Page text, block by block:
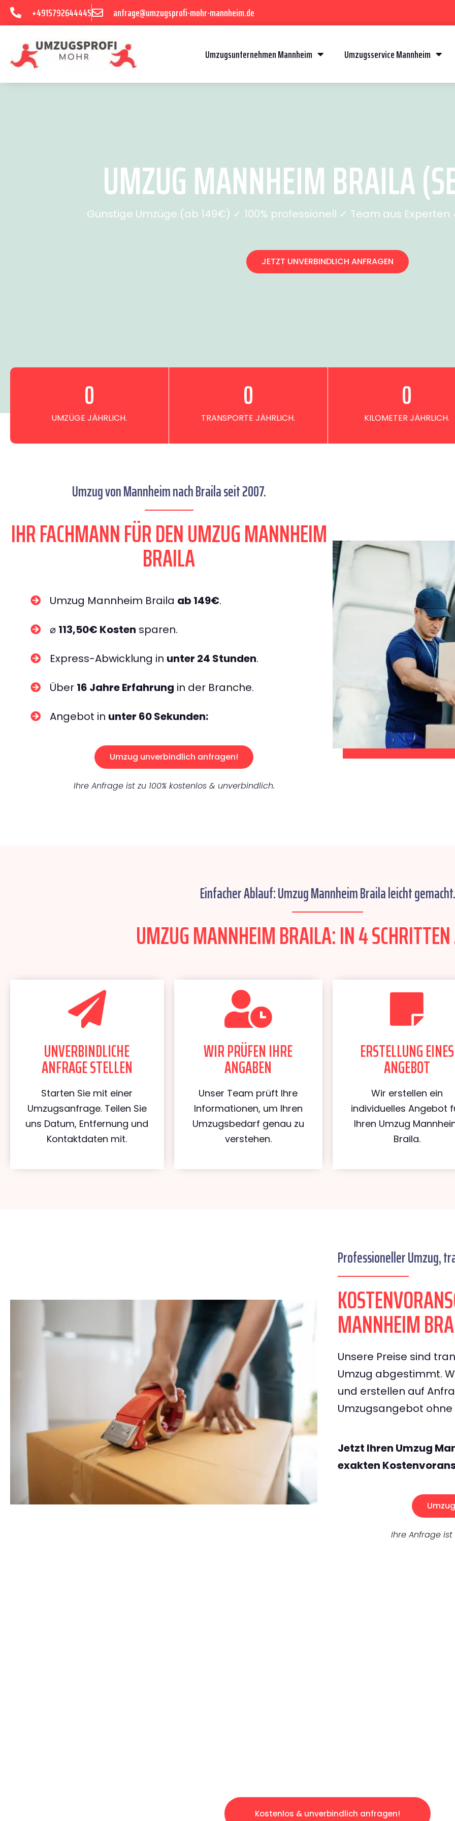
+4915792644445 anfrage@umzugsprofi-mohr-mannheim.de
Umzugsunternehmen Mannheim Umzugsservice Mannheim
UMZUG MANNHEIM BRAILA
Günstige Umzüge (ab 149€) ✓ 100% professionell ✓ Team aus
JETZT UNVERBINDLICH ANFRAGEN
UMZÜGE JÄHRLICH.
0
TRANSPORTE JÄHRLICH.
0
KILOMETER JÄHRLICH.
0
Umzug von Mannheim nach Braila seit 2007.
IHR FACHMANN FÜR DEN UMZUG MANNHEIM
BRAILA
Umzug Mannheim Braila ab 149€.
⌀ 113,50€ Kosten sparen.
Express-Abwicklung in unter 24 Stunden.
Über 16 Jahre Erfahrung in der Branche.
Angebot in unter 60 Sekunden:
Umzug unverbindlich anfragen!
Ihre Anfrage ist zu 100% kostenlos & unverbindlich.
Einfacher Ablauf: Umzug Mannheim Braila leicht gemacht.
UMZUG MANNHEIM BRAILA: IN 4
UNVERBINDLICHE
ANFRAGE STELLEN
Starten Sie mit einer
Umzugsanfrage. Teilen Sie
uns Datum, Entfernung und
Kontaktdaten mit.
WIR PRÜFEN IHRE
ANGABEN
Unser Team prüft Ihre
Informationen, um Ihren
Umzugsbedarf genau zu
verstehen.
ERSTELLUNG EINES
ANGEBOT
Wir erstellen ein
individuelles Angebot
Ihren Umzug
Braila.
Professioneller Umzug,
MANNHEIM
Unsere Preise sind
Umzug abgestimmt.
und erstellen auf
Umzugsangebot
Jetzt Ihren Umzug
exakten
Ihre Anfrage ist
Kostenlos & unverbindlich anfragen!